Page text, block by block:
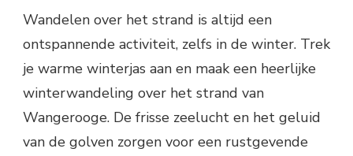
Wandelen over het strand is altijd een
ontspannende activiteit, zelfs in de winter. Trek
je warme winterjas aan en maak een heerlijke
winterwandeling over het strand van
Wangerooge. De frisse zeelucht en het geluid
van de golven zorgen voor een rustgevende